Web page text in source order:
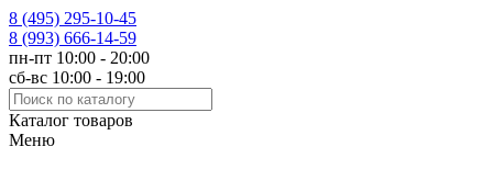
8 (495) 295-10-45
8 (993) 666-14-59
пн-пт 10:00 - 20:00
сб-вс 10:00 - 19:00
Каталог товаров
Меню